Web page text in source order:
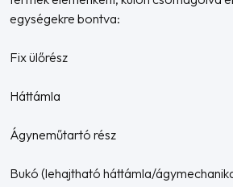
egységekre bontva:
Fix ülőrész
Háttámla
Ágyneműtartó rész
Bukó (lehajtható háttámla/